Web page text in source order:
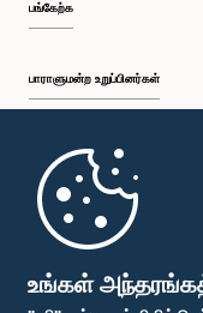
உங்கள்
பி.ப. 1:34 - பி.ப. 1:44
பி.ப. 1:56 - பி.ப. 2:04
பங்கேற்க
பாராளுமன்ற உறுப்பினர்கள்
முதற்பக்கம்
பாராளுமன்ற கையடக்க செயலி